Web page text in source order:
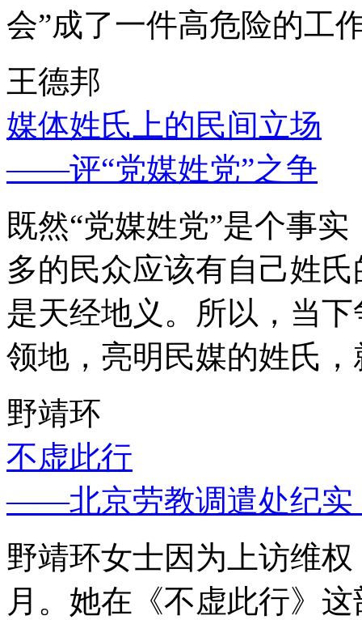
会”成了一件高危险的工
王德邦
媒体姓氏上的民间立场
——评“党媒姓党”之争
既然“党媒姓党”是个事
多的民众应该有自己姓
是天经地义。所以，当
领地，亮明民媒的姓氏
野靖环
不虚此行
——北京劳教调遣处纪实
野靖环女士因为上访维
月。她在《不虚此行》